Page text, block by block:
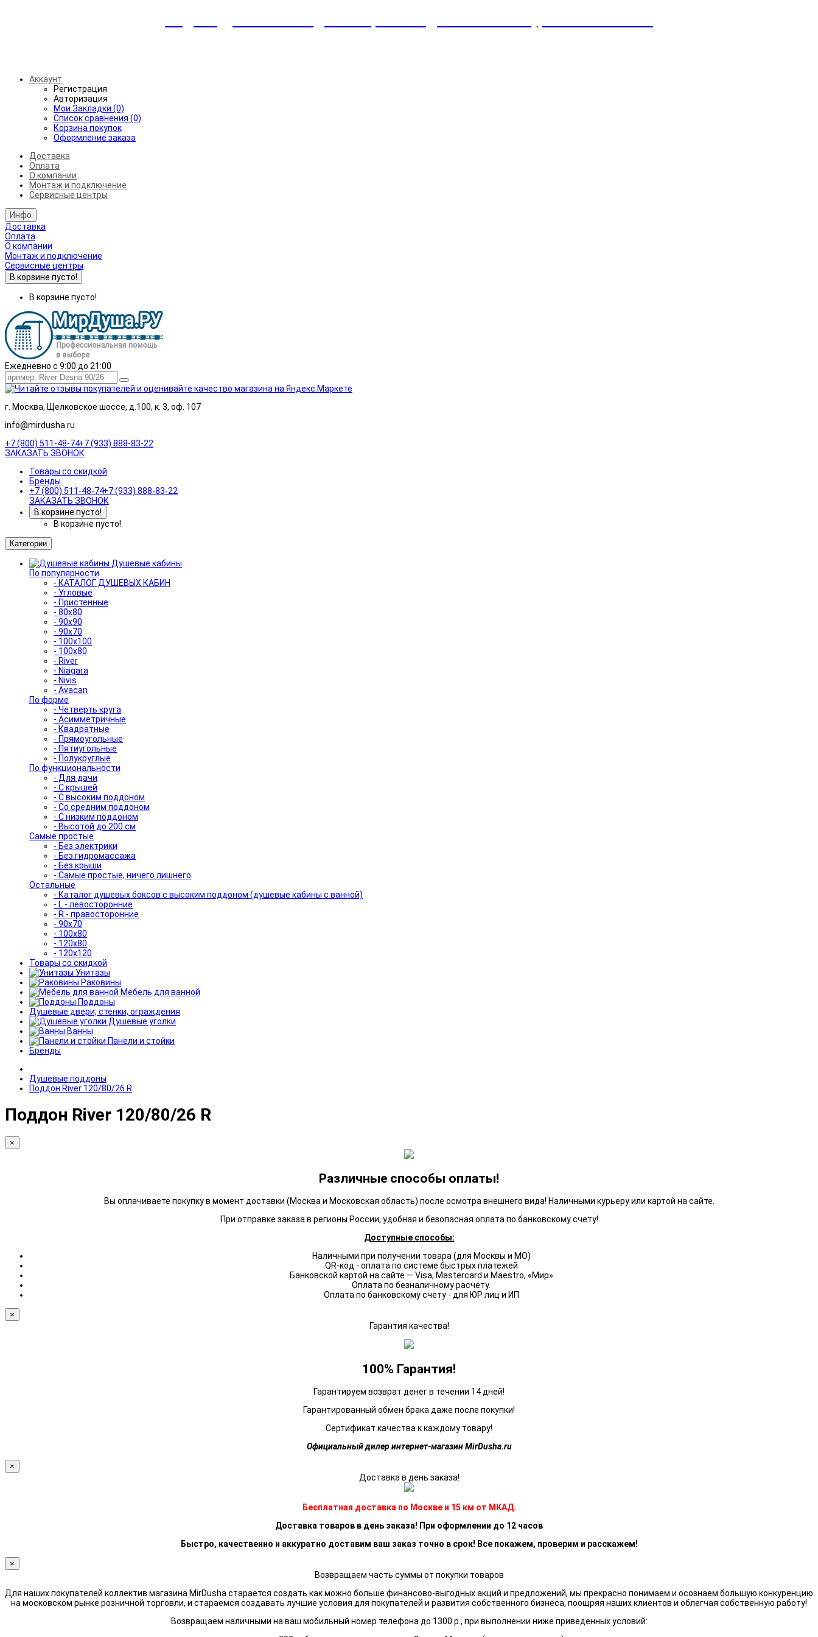
Аккаунт
Регистрация
Авторизация
Мои Закладки (0)
Список сравнения (0)
Корзина покупок
Оформление заказа
Доставка
Оплата
О компании
Монтаж и подключение
Сервисные центры
Инфо
Доставка
Оплата
О компании
Монтаж и подключение
Сервисные центры
В корзине пусто!
В корзине пусто!
Ежедневно с 9:00 до 21:00
г. Москва, Щелковское шоссе, д.100, к. 3, оф. 107
info@mirdusha.ru
+7 (800) 511-48-74+7 (933) 888-83-22
ЗАКАЗАТЬ ЗВОНОК
Товары со скидкой
Бренды
+7 (800) 511-48-74+7 (933) 888-83-22
ЗАКАЗАТЬ ЗВОНОК
В корзине пусто!
В корзине пусто!
Категории
Душевые кабины
По популярности
- КАТАЛОГ ДУШЕВЫХ КАБИН
- Угловые
- Пристенные
- 80x80
- 90x90
- 90x70
- 100x100
- 100x80
- River
- Niagara
- Nivis
- Avacan
По форме
- Четверть круга
- Асимметричные
- Квадратные
- Прямоугольные
- Пятиугольные
- Полукруглые
По функциональности
- Для дачи
- С крышей
- С высоким поддоном
- Со средним поддоном
- С низким поддоном
- Высотой до 200 см
Самые простые
- Без электрики
- Без гидромассажа
- Без крыши
- Самые простые, ничего лишнего
Остальные
- Каталог душевых боксов с высоким поддоном (душевые кабины с ванной)
- L - левосторонние
- R - правосторонние
- 90x70
- 100x80
- 120x80
- 120x120
Товары со скидкой
Унитазы
Раковины
Мебель для ванной
Поддоны
Душевые двери, стенки, ограждения
Душевые уголки
Ванны
Панели и стойки
Бренды
Душевые поддоны
Поддон River 120/80/26 R
Поддон River 120/80/26 R
×
Различные способы оплаты!
Вы оплачиваете покупку в момент доставки (Москва и Московская область) после осмотра внешнего вида! Наличными курьеру или картой на сайте.
При отправке заказа в регионы России, удобная и безопасная оплата по банковскому счету!
Доступные способы:
Наличными при получении товара (для Москвы и МО)
QR-код - оплата по системе быстрых платежей
Банковской картой на сайте — Visa, Mastercard и Maestro, «Мир»
Оплата по безналичному расчету.
Оплата по банковскому счету - для ЮР лиц и ИП
×
Гарантия качества!
100% Гарантия!
Гарантируем возврат денег в течении 14 дней!
Гарантированный обмен брака даже после покупки!
Сертификат качества к каждому товару!
Официальный дилер интернет-магазин MirDusha.ru
×
Доставка в день заказа!
Бесплатная доставка по Москве и 15 км от МКАД.
Доставка товаров в день заказа! При оформлении до 12 часов
Быстро, качественно и аккуратно доставим ваш заказ точно в срок! Все покажем, проверим и расскажем!
×
Возвращаем часть суммы от покупки товаров
Для наших покупателей коллектив магазина MirDusha старается создать как можно больше финансово-выгодных акций и предложений, мы прекрасно понимаем и осознаем большую конкуренцию
на московском рынке розничной торговли, и стараемся создавать лучшие условия для покупателей и развития собственного бизнеса, поощряя наших клиентов и облегчая собственную работу!
Возвращаем наличными на ваш мобильный номер телефона до 1300 р., при выполнении ниже приведенных условий: